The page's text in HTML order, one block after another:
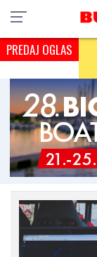
PREDAJ OGLAS